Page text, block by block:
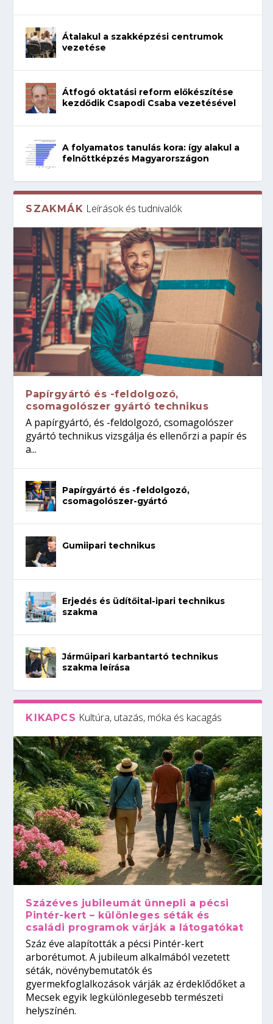
Átalakul a szakképzési centrumok
vezetése
Átfogó oktatási reform előkészítése
kezdődik Csapodi Csaba vezetésével
A folyamatos tanulás kora: így alakul a
felnőttképzés Magyarországon
SZAKMÁK Leírások és tudnivalók
Papírgyártó és -feldolgozó,
csomagolószer gyártó technikus
A papírgyártó, és -feldolgozó, csomagolószer
gyártó technikus vizsgálja és ellenőrzi a papír és
a...
Papírgyártó és -feldolgozó,
csomagolószer-gyártó
Gumiipari technikus
Erjedés és üdítőital-ipari technikus
szakma
Járműipari karbantartó technikus
szakma leírása
KIKAPCS Kultúra, utazás, móka és kacagás
Százéves jubileumát ünnepli a pécsi
Pintér-kert – különleges séták és
családi programok várják a látogatókat
Száz éve alapították a pécsi Pintér-kert
arborétumot. A jubileum alkalmából vezetett
séták, növénybemutatók és
gyermekfoglalkozások várják az érdeklődőket a
Mecsek egyik legkülönlegesebb természeti
helyszínén.